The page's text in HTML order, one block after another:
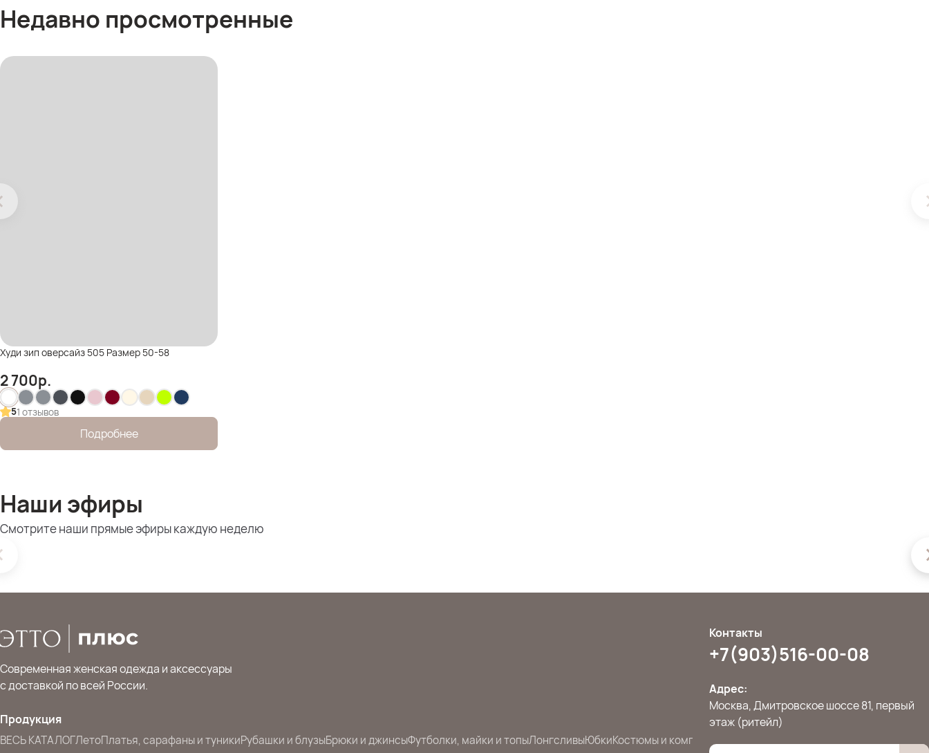
Недавно просмотренные
Худи зип оверсайз 505 Размер 50-58
2 700р.
51 отзывов
Подробнее
Наши эфиры
Смотрите наши прямые эфиры каждую неделю
Современная женская одежда и аксессуары
с доставкой по всей России.
Продукция
ВЕСЬ КАТАЛОГЛетоПлатья, сарафаны и туникиРубашки и блузыБрюки и джинсыФутболки, майки и топыЛонгсливыЮбкиКостюмы и комплекты
Контакты
+7(903)516-00-08
Адрес:
Москва, Дмитровское шоссе 81, первый
этаж (ритейл)